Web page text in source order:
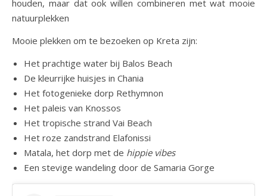
houden, maar dat ook willen combineren met wat mooie
natuurplekken
Mooie plekken om te bezoeken op Kreta zijn:
Het prachtige water bij Balos Beach
De kleurrijke huisjes in Chania
Het fotogenieke dorp Rethymnon
Het paleis van Knossos
Het tropische strand Vai Beach
Het roze zandstrand Elafonissi
Matala, het dorp met de hippie vibes
Een stevige wandeling door de Samaria Gorge